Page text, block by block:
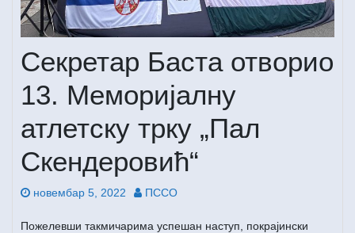
Секретар Баста отворио
13. Меморијалну
атлетску трку „Пал
Скендеровић“
новембар 5, 2022 ПССО
Пожелевши такмичарима успешан наступ, покрајински